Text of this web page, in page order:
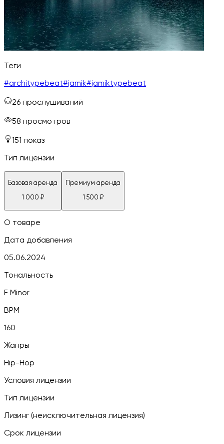
Теги
#architypebeat#jamik#jamiktypebeat
26 прослушиваний
58 просмотров
151 показ
Тип лицензии
Базовая аренда
1 000 ₽
Премиум аренда
1 500 ₽
О товаре
Дата добавления
05.06.2024
Тональность
F Minor
BPM
160
Жанры
Hip-Hop
Условия лицензии
Тип лицензии
Лизинг (неисключительная лицензия)
Срок лицензии